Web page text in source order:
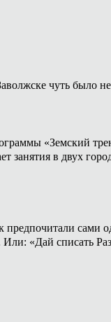
чуть было
«Земский
занятия в двух
предпочитали
«Дай списать